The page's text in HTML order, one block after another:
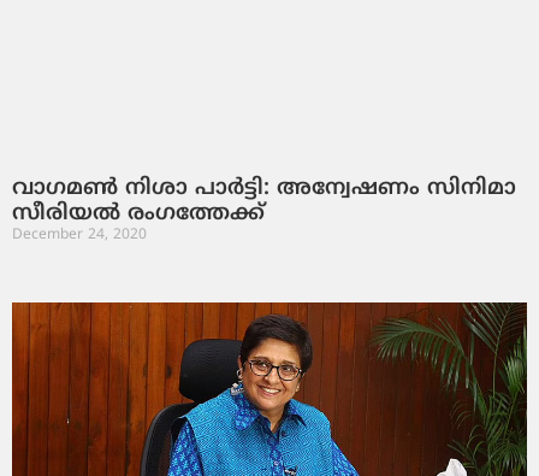
വാഗമണ്‍ നിശാ പാര്‍ട്ടി: അന്വേഷണം സിനിമാ
സീരിയല്‍ രംഗത്തേക്ക്
December 24, 2020